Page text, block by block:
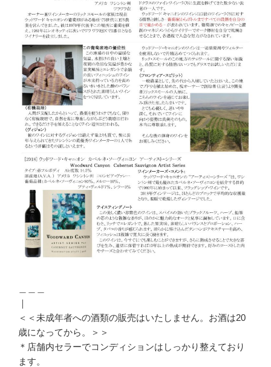
｜
＜＜未成年者への酒類の販売はいたしません。お酒は20
歳になってから。＞＞
＊店舗内セラーでコンディションはしっかり整えており
ます。